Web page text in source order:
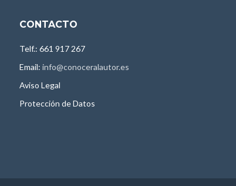
CONTACTO
Telf.: 661 917 267
Email: info@conoceralautor.es
Aviso Legal
Protección de Datos